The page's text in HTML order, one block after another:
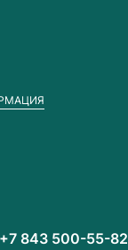
+7 843 500-55-82